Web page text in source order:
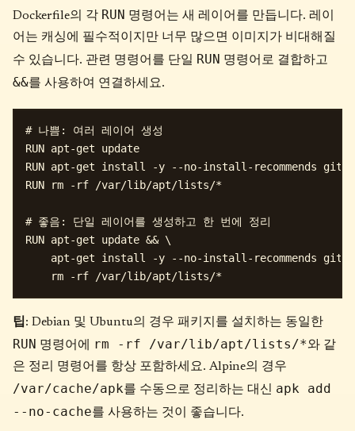
Dockerfile의 각 RUN 명령어는 새 레이어를 만듭니다. 레이
어는 캐싱에 필수적이지만 너무 많으면 이미지가 비대해질
수 있습니다. 관련 명령어를 단일 RUN 명령어로 결합하고
&&를 사용하여 연결하세요.
# 나쁨: 여러 레이어 생성
RUN apt-get update
RUN apt-get install -y --no-install-recommends git
RUN rm -rf /var/lib/apt/lists/*
# 좋음: 단일 레이어를 생성하고 한 번에 정리
RUN apt-get update && \
apt-get install -y --no-install-recommends git
팁: Debian 및 Ubuntu의 경우 패키지를 설치하는 동일한
RUN 명령어에 rm -rf /var/lib/apt/lists/*와 같
은 정리 명령어를 항상 포함하세요. Alpine의 경우
/var/cache/apk를 수동으로 정리하는 대신 apk add
--no-cache를 사용하는 것이 좋습니다.